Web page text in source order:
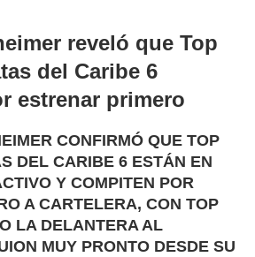
reveló que Top
del Caribe 6
estrenar primero
CONFIRMÓ QUE TOP
DEL CARIBE 6 ESTÁN EN
Y COMPITEN POR
A CARTELERA, CON TOP
LA DELANTERA AL
MUY PRONTO DESDE SU